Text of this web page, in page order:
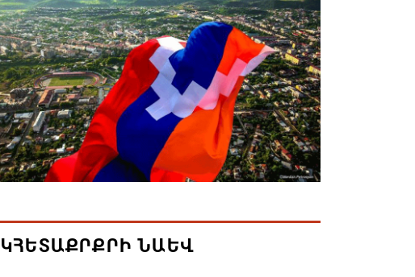
Հայաստանի ներկայիս իշխանությունը ձախողում
է թե՛ երկրի ներսում ազգային համերաշխության
պահպանման, թե՛ արտաքին ճակատում հայ
ժողովրդի շահերի պաշտպանության գործը
06.08.2026 14:18
Անդրանիկ Սիմոնյանը վերանշանակվել է ԱԱԾ
տնօրեն, իսկ նրա տեղակալ Արամ Հակոբյանն
ԿՀԵՏԱՔՐՔՐԻ ՆԱԵՎ